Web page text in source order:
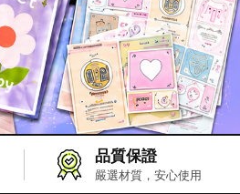
品質保證
嚴選材質，安心使用